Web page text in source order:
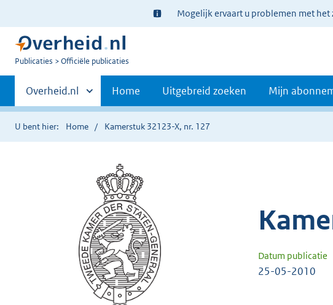
Ter
informatie:
Mogelijk ervaart u problemen met het
U
Publicaties Officiële publicaties
Primaire
navigatie
Andere
sites
binnen
Overheid.nl Home Uitgebreid zoeken Mijn
U bent hier: Home Kamerstuk 32123-X, nr. 127
Datum publicatie
25-05-2010